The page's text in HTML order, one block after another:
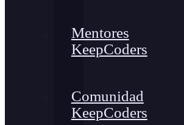
Mentores
KeepCoders
Comunidad
KeepCoders